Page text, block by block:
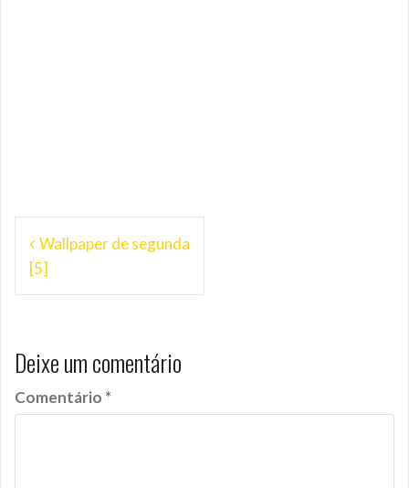
Navegação
deWallpaper de segunda
[5]
Deixe um comentário
Comentário *